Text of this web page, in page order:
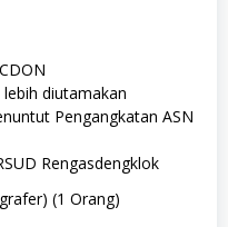
diutamakan
Pengangkatan ASN
Rengasdengklok
(1 Orang)